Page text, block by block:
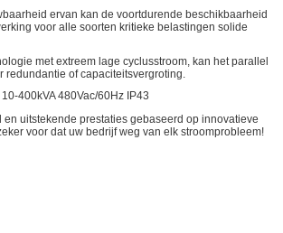
ervan kan de voortdurende beschikbaarheid
voor alle soorten kritieke belastingen solide
met extreem lage cyclusstroom, kan het parallel
redundantie of capaciteitsvergroting.
uitstekende prestaties gebaseerd op innovatieve
voor dat uw bedrijf weg van elk stroomprobleem!